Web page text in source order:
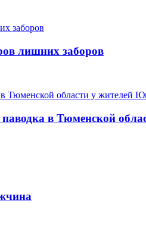
лишних заборов
в Тюменской